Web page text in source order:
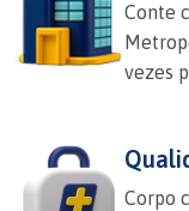
Conte
vezes
Corpo